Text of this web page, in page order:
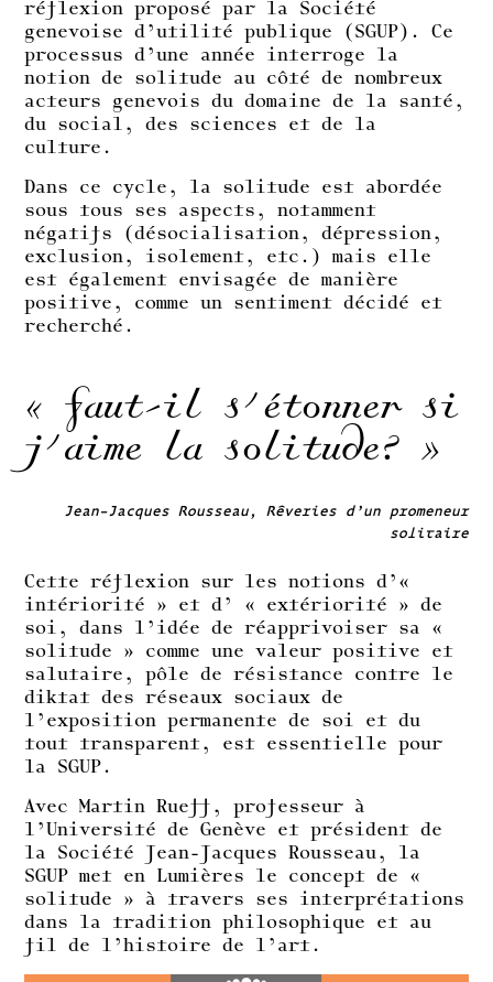
réflexion proposé par la Société
genevoise d’utilité publique (SGUP). Ce
processus d’une année interroge la
notion de solitude au côté de nombreux
acteurs genevois du domaine de la santé,
du social, des sciences et de la
culture.
Dans ce cycle, la solitude est abordée
sous tous ses aspects, notamment
négatifs (désocialisation, dépression,
exclusion, isolement, etc.) mais elle
est également envisagée de manière
positive, comme un sentiment décidé et
recherché.
« Faut-il s’étonner si
j’aime la solitude? »
Jean-Jacques Rousseau, Rêveries d’un promeneur
solitaire
Cette réflexion sur les notions d’«
intériorité » et d’ « extériorité » de
soi, dans l’idée de réapprivoiser sa «
solitude » comme une valeur positive et
salutaire, pôle de résistance contre le
diktat des réseaux sociaux de
l’exposition permanente de soi et du
tout transparent, est essentielle pour
la SGUP.
Avec Martin Rueff, professeur à
l’Université de Genève et président de
la Société Jean-Jacques Rousseau, la
SGUP met en Lumières le concept de «
solitude » à travers ses interprétations
dans la tradition philosophique et au
fil de l’histoire de l’art.